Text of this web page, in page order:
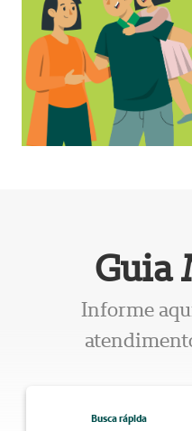
Guia
Informe
Busca rápida